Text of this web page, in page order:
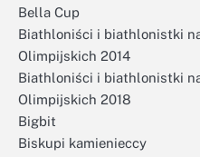
Bella Cup
Biathloniści i biathlonistki
Olimpijskich 2014
Biathloniści i biathlonistki
Olimpijskich 2018
Bigbit
Biskupi kamienieccy